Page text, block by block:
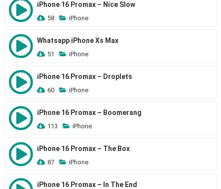
iPhone 16 Promax – Nice Slow
58 iPhone
Whatsapp iPhone Xs Max
51 iPhone
iPhone 16 Promax – Droplets
60 iPhone
iPhone 16 Promax – Boomerang
113 iPhone
iPhone 16 Promax – The Box
87 iPhone
iPhone 16 Promax – In The End